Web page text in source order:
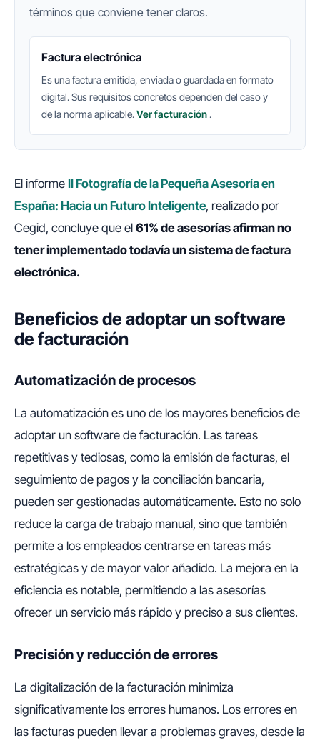
términos que conviene tener claros.
Factura electrónica
Es una factura emitida, enviada o guardada en formato
digital. Sus requisitos concretos dependen del caso y
de la norma aplicable.Ver facturación .
El informe II Fotografía de la Pequeña Asesoría en
España: Hacia un Futuro Inteligente, realizado por
Cegid, concluye que el 61% de asesorías afirman no
tener implementado todavía un sistema de factura
electrónica.
Beneficios de adoptar un software
de facturación
Automatización de procesos
La automatización es uno de los mayores beneficios de
adoptar un software de facturación. Las tareas
repetitivas y tediosas, como la emisión de facturas, el
seguimiento de pagos y la conciliación bancaria,
pueden ser gestionadas automáticamente. Esto no solo
reduce la carga de trabajo manual, sino que también
permite a los empleados centrarse en tareas más
estratégicas y de mayor valor añadido. La mejora en la
eficiencia es notable, permitiendo a las asesorías
ofrecer un servicio más rápido y preciso a sus clientes.
Precisión y reducción de errores
La digitalización de la facturación minimiza
significativamente los errores humanos. Los errores en
las facturas pueden llevar a problemas graves, desde la